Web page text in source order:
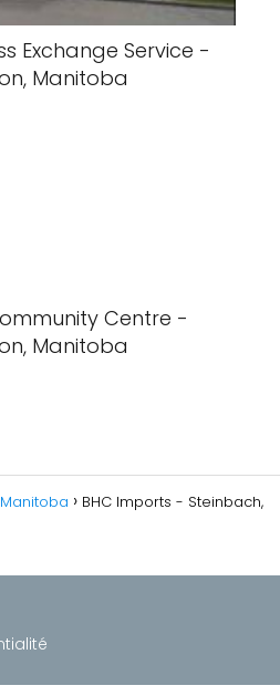
Exchange Service -
Manitoba
Centre -
Manitoba
Manitoba
BHC Imports - Steinbach,